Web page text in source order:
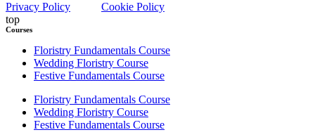
Privacy Policy
Cookie Policy
top
Courses
Floristry Fundamentals Course
Wedding Floristry Course
Festive Fundamentals Course
Floristry Fundamentals Course
Wedding Floristry Course
Festive Fundamentals Course